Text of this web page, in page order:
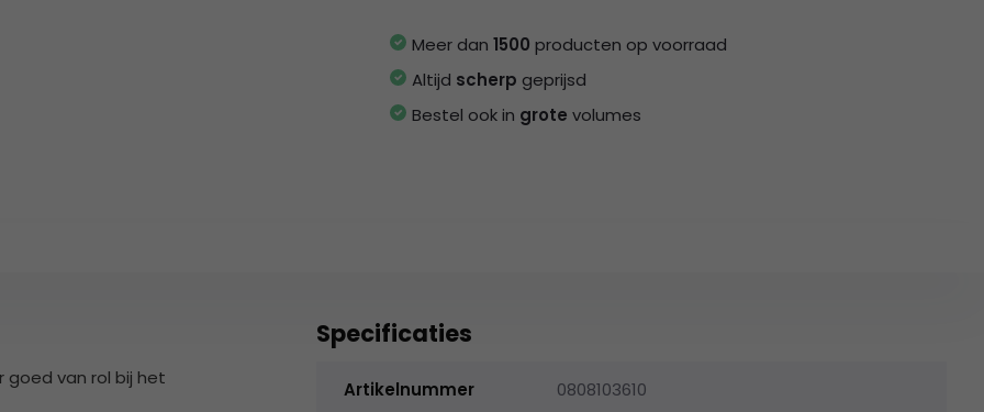
Meer dan1500 producten op voorraad
Altijd scherp geprijsd
Bestel ook in grotevolumes
goed van rol bij het
Specificaties
Artikelnummer 0808103610